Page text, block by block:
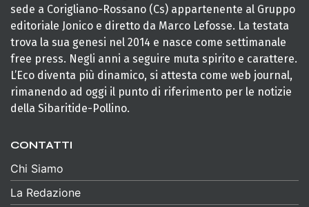
sede a Corigliano-Rossano (Cs) appartenente al Gruppo
editoriale Jonico e diretto da Marco Lefosse. La testata
trova la sua genesi nel 2014 e nasce come settimanale
free press. Negli anni a seguire muta spirito e carattere.
L’Eco diventa più dinamico, si attesta come web journal,
rimanendo ad oggi il punto di riferimento per le notizie
della Sibaritide-Pollino.
CONTATTI
Chi Siamo
La Redazione